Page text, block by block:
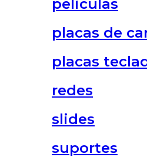
peliculas
placas de
placas
redes
slides
suportes